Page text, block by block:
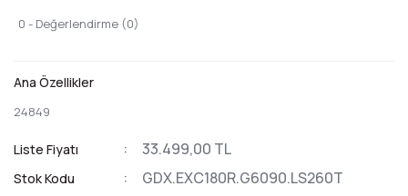
0 - Değerlendirme (0)
Ana Özellikler
24849
Liste Fiyatı 33.499,00 TL
Stok Kodu GDX.EXC180R.G6090.LS260T